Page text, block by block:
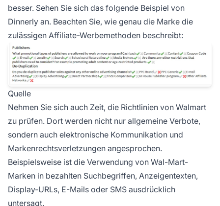
besser. Sehen Sie sich das folgende Beispiel von
Dinnerly an. Beachten Sie, wie genau die Marke die
zulässigen Affiliate-Werbemethoden beschreibt:
Quelle
Nehmen Sie sich auch Zeit, die Richtlinien von Walmart
zu prüfen. Dort werden nicht nur allgemeine Verbote,
sondern auch elektronische Kommunikation und
Markenrechtsverletzungen angesprochen.
Beispielsweise ist die Verwendung von Wal-Mart-
Marken in bezahlten Suchbegriffen, Anzeigentexten,
Display-URLs, E-Mails oder SMS ausdrücklich
untersagt.